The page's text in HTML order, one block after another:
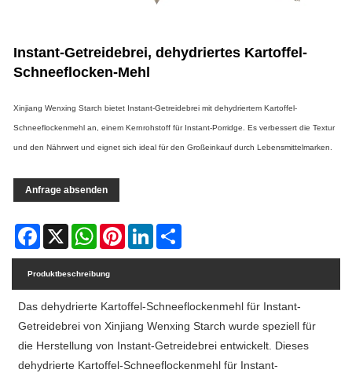
Instant-Getreidebrei, dehydriertes Kartoffel-
Schneeflocken-Mehl
Xinjiang Wenxing Starch bietet Instant-Getreidebrei mit dehydriertem Kartoffel-
Schneeflockenmehl an, einem Kernrohstoff für Instant-Porridge. Es verbessert die Textur
und den Nährwert und eignet sich ideal für den Großeinkauf durch Lebensmittelmarken.
Anfrage absenden
Facebook WhatsAppPinterest LinkedIn
Produktbeschreibung
Das dehydrierte Kartoffel-Schneeflockenmehl für Instant-
Getreidebrei von Xinjiang Wenxing Starch wurde speziell für
die Herstellung von Instant-Getreidebrei entwickelt. Dieses
dehydrierte Kartoffel-Schneeflockenmehl für Instant-